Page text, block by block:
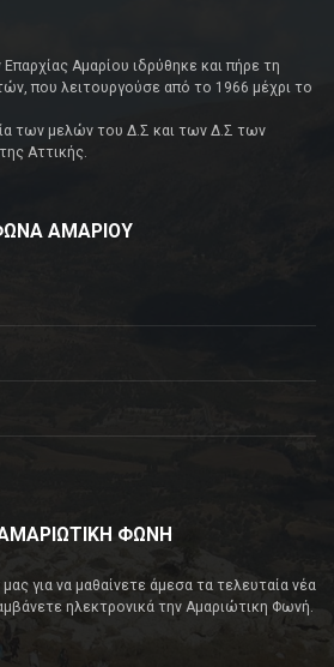
Αμαρίου ιδρύθηκε και πήρε τη
που λειτουργούσε από το 1966 μέχρι το
των μελών του Δ.Σ και των Δ.Σ των
Αττικής.
ΑΜΑΡΙΟΥ
ΦΩΝΗ
για να μαθαίνετε άμεσα τα τελευταία νέα
ηλεκτρονικά την Αμαριώτικη Φωνή.